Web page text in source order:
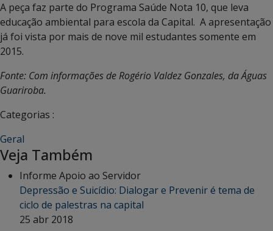
A peça faz parte do Programa Saúde Nota 10, que leva
educação ambiental para escola da Capital. A apresentação
já foi vista por mais de nove mil estudantes somente em
2015.
Fonte: Com informações de Rogério Valdez Gonzales, da Águas
Guariroba.
Categorias :
Geral
Veja Também
Informe Apoio ao Servidor
Depressão e Suicídio: Dialogar e Prevenir é tema de
ciclo de palestras na capital
25 abr 2018